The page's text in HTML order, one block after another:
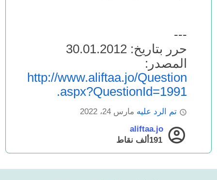
---
حرر بتاريخ: 30.01.2012
المصدر:
http://www.aliftaa.jo/Question
.aspx?QuestionId=1991
تم الرد عليه مارس 24، 2022
aliftaa.jo
191ألف
نقاط